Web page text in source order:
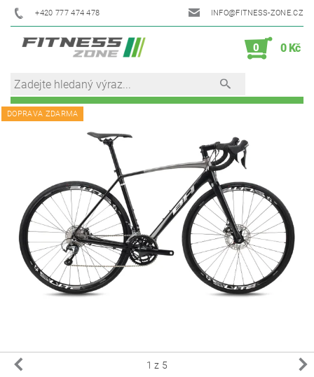
+420 777 474 478 INFO@FITNESS-ZONE.CZ
0 0 Kč
DOPRAVA ZDARMA
1 z 5